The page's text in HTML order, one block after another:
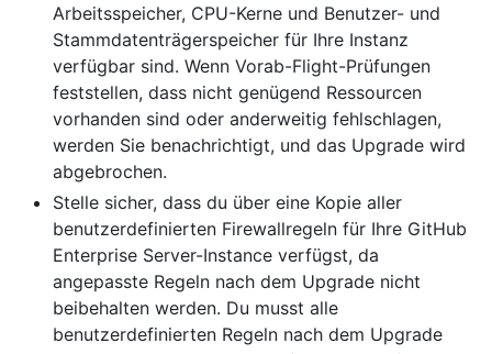
Arbeitsspeicher, CPU-Kerne und Benutzer- und
Stammdatenträgerspeicher für Ihre Instanz
verfügbar sind. Wenn Vorab-Flight-Prüfungen
feststellen, dass nicht genügend Ressourcen
vorhanden sind oder anderweitig fehlschlagen,
werden Sie benachrichtigt, und das Upgrade wird
abgebrochen.
Stelle sicher, dass du über eine Kopie aller
benutzerdefinierten Firewallregeln für Ihre GitHub
Enterprise Server-Instance verfügst, da
angepasste Regeln nach dem Upgrade nicht
beibehalten werden. Du musst alle
benutzerdefinierten Regeln nach dem Upgrade